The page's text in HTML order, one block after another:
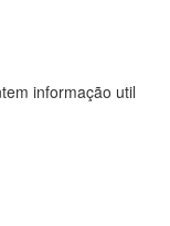
informação util